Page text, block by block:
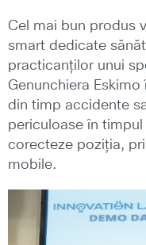
Cel mai bun produs
smart dedicate
practicanților unui
Genunchiera
din timp accidente
periculoase în
corecteze poziția,
mobile.